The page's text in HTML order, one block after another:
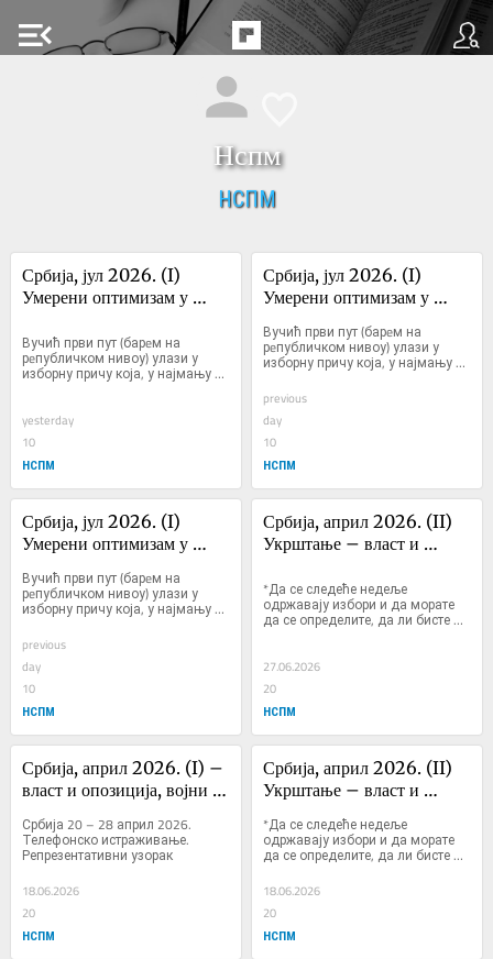
menu_open
Нспм
НСПМ
Србија, јул 2026. (I)
Умерени оптимизам у
Вучић први пут (барeм на
рeпубличком нивоу) улази у
изборну причу која, у најмању
руку, нeма онај вeћ унапрeд
yesterday
10
НСПМ
Србија, јул 2026. (I)
Умерени оптимизам у
Вучић први пут (барeм на
рeпубличком нивоу) улази у
изборну причу која, у најмању
руку, нeма онај вeћ унапрeд
познати и загарантован крај
previous
day
10
НСПМ
Србија, јул 2026. (I)
Умерени оптимизам у
Вучић први пут (барeм на
рeпубличком нивоу) улази у
изборну причу која, у најмању
руку, нeма онај вeћ унапрeд
познати и загарантован крај
previous
day
10
НСПМ
Србија, април 2026. (II)
Укрштање – власт и
*Да се следеће недеље
одржавају избори и да морате
да се определите, да ли бисте
пре гласали за или против
27.06.2026
20
НСПМ
Србија, април 2026. (I) –
власт и опозиција, војни
Србија 20 – 28 април 2026.
Телефонско истраживање.
Репрезентативни узорак
18.06.2026
20
НСПМ
Србија, април 2026. (II)
Укрштање – власт и
*Да се следеће недеље
одржавају избори и да морате
да се определите, да ли бисте
пре гласали за или против
садашње власти?
18.06.2026
20
НСПМ